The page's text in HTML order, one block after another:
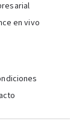
en vivo